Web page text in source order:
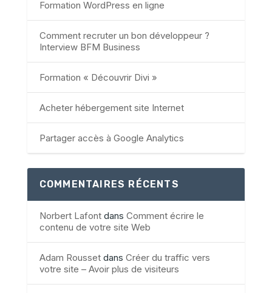
Formation WordPress en ligne
Comment recruter un bon développeur ?
Interview BFM Business
Formation « Découvrir Divi »
Acheter hébergement site Internet
Partager accès à Google Analytics
COMMENTAIRES RÉCENTS
Norbert Lafontdans Comment écrire le
contenu de votre site Web
Adam Roussetdans Créer du traffic vers
votre site – Avoir plus de visiteurs